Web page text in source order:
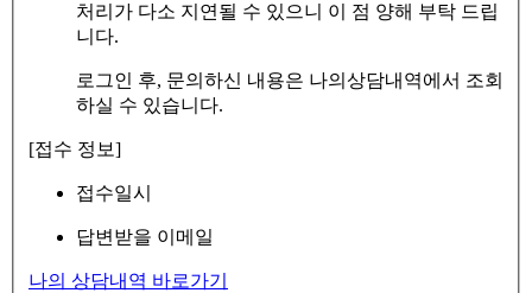
처리가 다소 지연될 수 있으니 이 점 양해 부탁 드립
니다.
로그인 후, 문의하신 내용은 나의상담내역에서 조회
하실 수 있습니다.
[접수 정보]
접수일시
답변받을 이메일
나의 상담내역 바로가기